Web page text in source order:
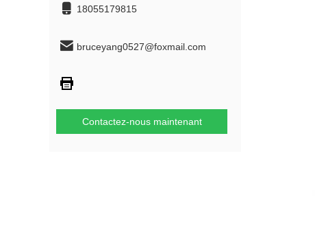
18055179815
bruceyang0527@foxmail.com
Contactez-nous maintenant